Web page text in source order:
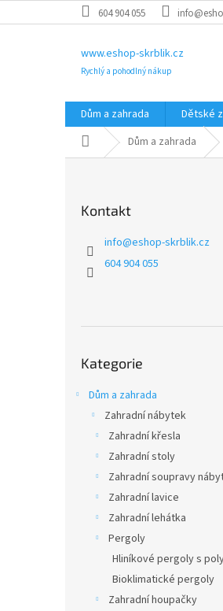
na
604 904 055
www.eshop-skrblik.cz
Rychlý a pohodlný nákup
Dům a zahrada Dětské
Domů Dům a zahrada
Kontakt
info@eshop-skrblik.cz
604 904 055
kategorie
Kategorie
Dům a zahrada
Zahradní nábytek
Zahradní křesla
Zahradní stoly
Zahradní soupravy
Zahradní lavice
Zahradní lehátka
Pergoly
Hliníkové pergoly s
Bioklimatické pergoly
Zahradní houpačky